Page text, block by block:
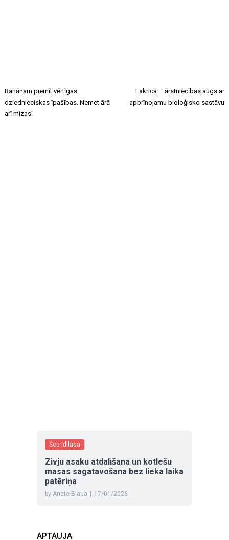
Banānam piemīt vērtīgas
dziednieciskas īpašības. Nemet ārā
arī mizas!
Lakrica – ārstniecības augs ar
apbrīnojamu bioloģisko sastāvu
Šobrīd lasa
Zivju asaku atdalīšana un kotlešu
masas sagatavošana bez lieka laika
patēriņa
by Anete Blaua 17/01/2026
APTAUJA